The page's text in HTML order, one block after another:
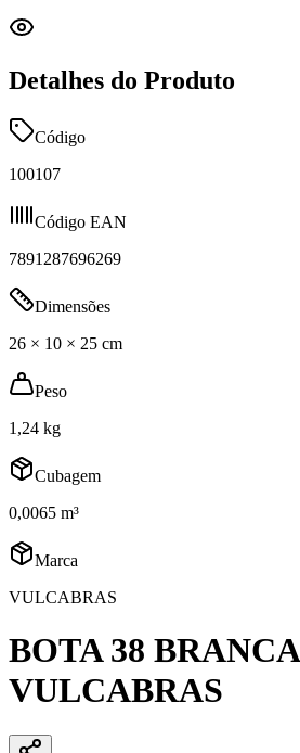
Detalhes do Produto
Código
100107
Código EAN
7891287696269
Dimensões
26 × 10 × 25 cm
Peso
1,24 kg
Cubagem
0,0065 m³
Marca
VULCABRAS
BOTA 38 BRANCA
VULCABRAS